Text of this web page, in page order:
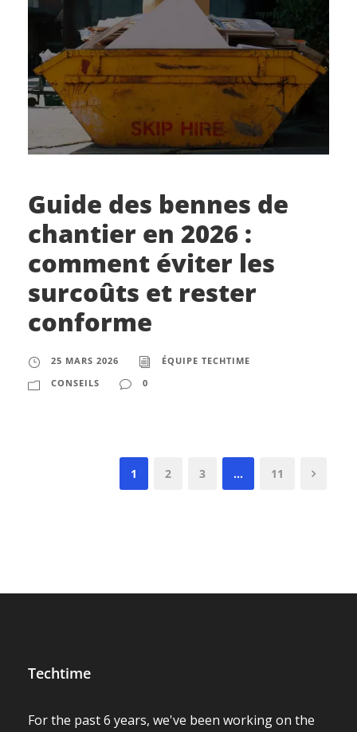
Guide des bennes de
chantier en 2026 :
comment éviter les
surcoûts et rester
conforme
25 MARS 2026
ÉQUIPE TECHTIME
CONSEILS
0
1 2 3 … 11
Techtime
For the past 6 years, we've been working on the